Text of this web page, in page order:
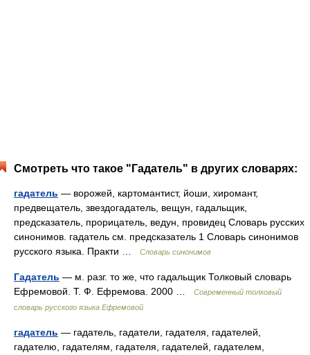
Смотреть что такое "Гадатель" в других словарях:
гадатель — ворожей, картомантист, йоши, хиромант,
предвещатель, звездогадатель, вещун, гадальщик,
предсказатель, прорицатель, ведун, провидец Словарь русских
синонимов. гадатель см. предсказатель 1 Словарь синонимов
русского языка. Практи …
Словарь синонимов
Гадатель — м. разг. то же, что гадальщик Толковый словарь
Ефремовой. Т. Ф. Ефремова. 2000 …
Современный толковый
словарь русского языка Ефремовой
гадатель — гадатель, гадатели, гадателя, гадателей,
гадателю, гадателям, гадателя, гадателей, гадателем,